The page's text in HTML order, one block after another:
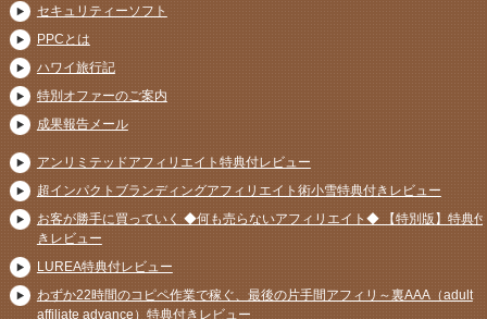
セキュリティーソフト
PPCとは
ハワイ旅行記
特別オファーのご案内
成果報告メール
アンリミテッドアフィリエイト特典付レビュー
超インパクトブランディングアフィリエイト術小雪特典付きレビュー
お客が勝手に買っていく ◆何も売らないアフィリエイト◆ 【特別版】特典付
きレビュー
LUREA特典付レビュー
わずか22時間のコピペ作業で稼ぐ、最後の片手間アフィリ～裏AAA（adult
affiliate advance）特典付きレビュー